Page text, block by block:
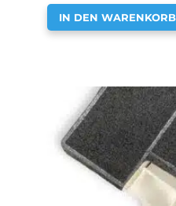
IN DEN WARENKORB